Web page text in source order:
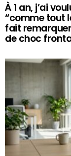
À 1 an, j’ai
“comme tout
fait
de choc